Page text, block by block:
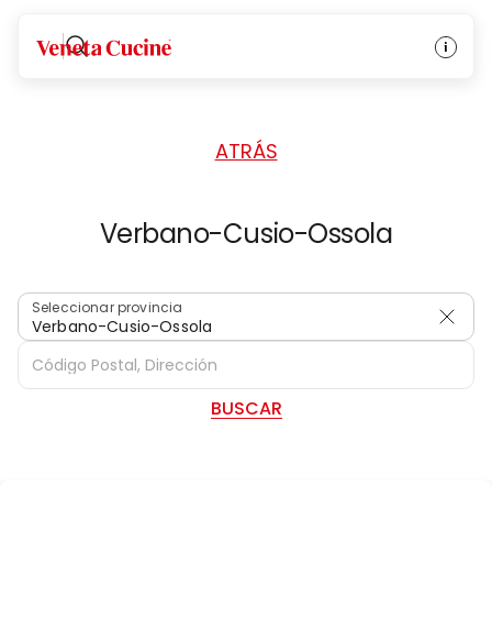
Veneta Cucine
ATRÁS
Verbano-Cusio-Ossola
Seleccionar provincia
Verbano-Cusio-Ossola
BUSCAR